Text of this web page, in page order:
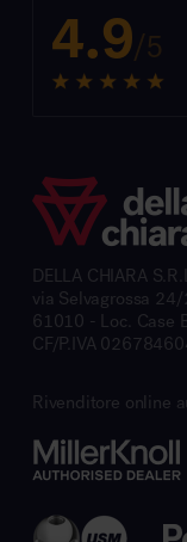
4.9/5
DELLA CHIARA
via Selvagrossa 24/
61010 - Loc. Case
CF/P.IVA
Rivenditore online